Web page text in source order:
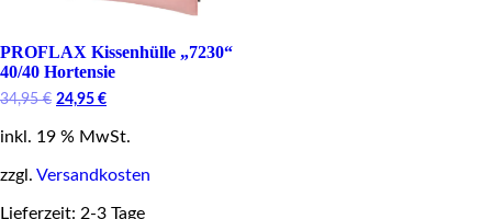
PROFLAX Kissenhülle „7230“
40/40 Hortensie
34,95€ Original
was:
24,95 €Current
is:
inkl. 19 % MwSt.
zzgl. Versandkosten
Lieferzeit: 2-3 Tage